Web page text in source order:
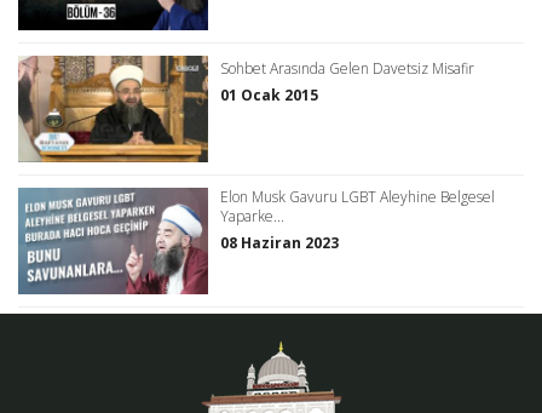
Sohbet Arasında Gelen Davetsiz Misafir
01 Ocak 2015
Elon Musk Gavuru LGBT Aleyhine Belgesel
Yaparke...
08 Haziran 2023